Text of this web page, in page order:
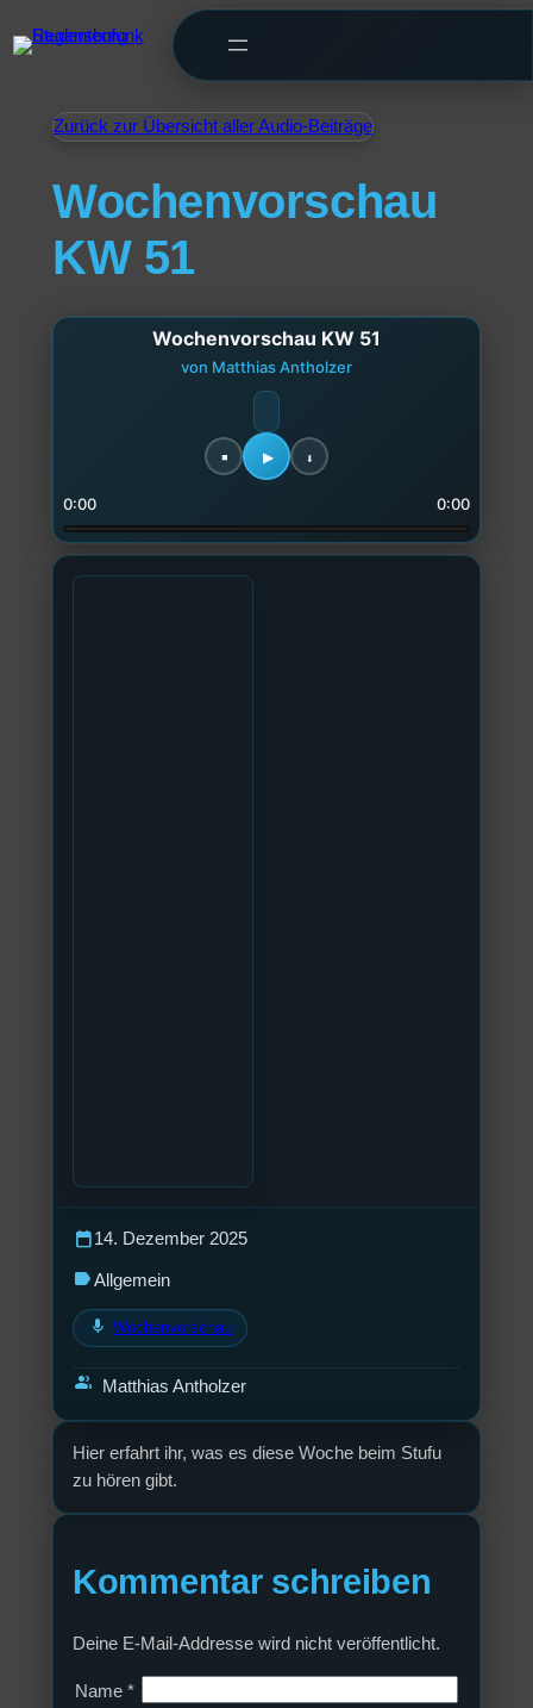
Zurück zur Übersicht aller Audio-Beiträge
Wochenvorschau
KW 51
Wochenvorschau KW 51
von Matthias Antholzer
0:00 0:00
Hier erfahrt ihr, was es diese Woche beim Stufu
zu hören gibt.
Kommentar schreiben
Deine E-Mail-Addresse wird nicht veröffentlicht.
Name *
calendar_today14. Dezember 2025
labelAllgemein
mic Wochenvorschau
group Matthias Antholzer